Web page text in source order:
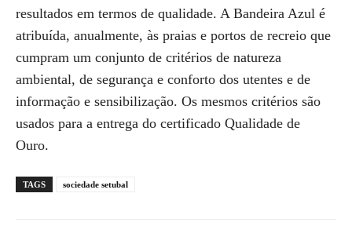
resultados em termos de qualidade. A Bandeira Azul é
atribuída, anualmente, às praias e portos de recreio que
cumpram um conjunto de critérios de natureza
ambiental, de segurança e conforto dos utentes e de
informação e sensibilização. Os mesmos critérios são
usados para a entrega do certificado Qualidade de
Ouro.
TAGS sociedade setubal